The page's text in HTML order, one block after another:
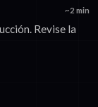
~2 min
Revise la